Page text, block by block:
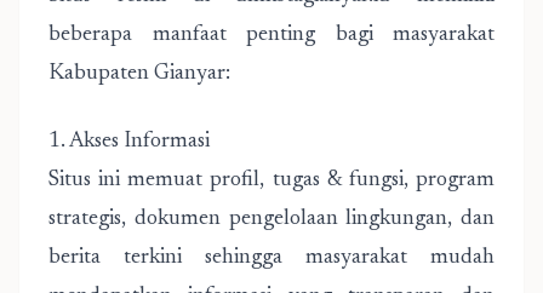
beberapa manfaat penting bagi masyarakat
Kabupaten Gianyar:
1. Akses Informasi
Situs ini memuat profil, tugas & fungsi, program
strategis, dokumen pengelolaan lingkungan, dan
berita terkini sehingga masyarakat mudah